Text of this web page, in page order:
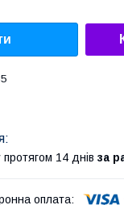
14 днів за